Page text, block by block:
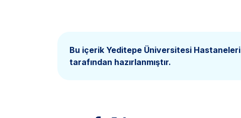
Bu içerik Yeditepe Üniversitesi Hastaneleri
tarafından hazırlanmıştır.